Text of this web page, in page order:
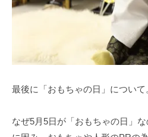
最後に「おもちゃの日」について
なぜ5⽉5⽇が「おもちゃの⽇」